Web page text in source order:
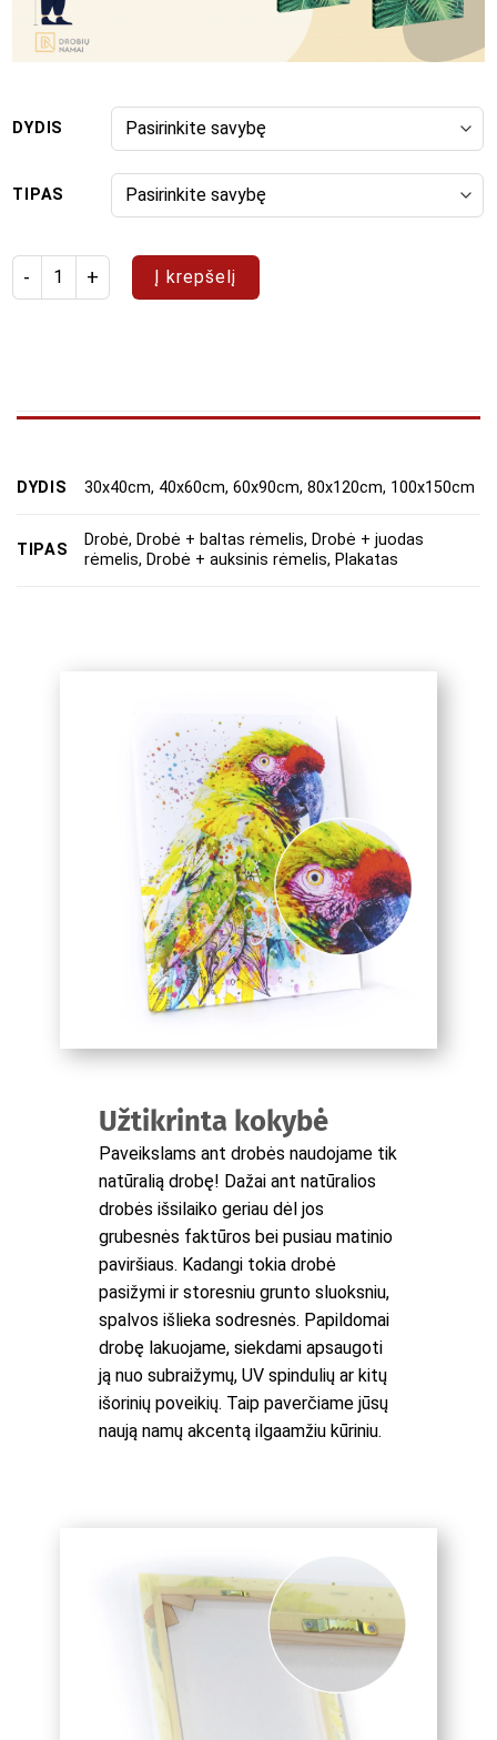
DYDIS
TIPAS
produkto kiekis: Paveikslas "Abstraktas 12"
Į krepšelį
DYDIS 30x40cm, 40x60cm, 60x90cm, 80x120cm, 100x150cm
TIPAS
Drobė, Drobė + baltas rėmelis, Drobė + juodas
rėmelis, Drobė + auksinis rėmelis, Plakatas
Užtikrinta kokybė
Paveikslams ant drobės naudojame tik
natūralią drobę! Dažai ant natūralios
drobės išsilaiko geriau dėl jos
grubesnės faktūros bei pusiau matinio
paviršiaus. Kadangi tokia drobė
pasižymi ir storesniu grunto sluoksniu,
spalvos išlieka sodresnės. Papildomai
drobę lakuojame, siekdami apsaugoti
ją nuo subraižymų, UV spindulių ar kitų
išorinių poveikių. Taip paverčiame jūsų
naują namų akcentą ilgaamžiu kūriniu.